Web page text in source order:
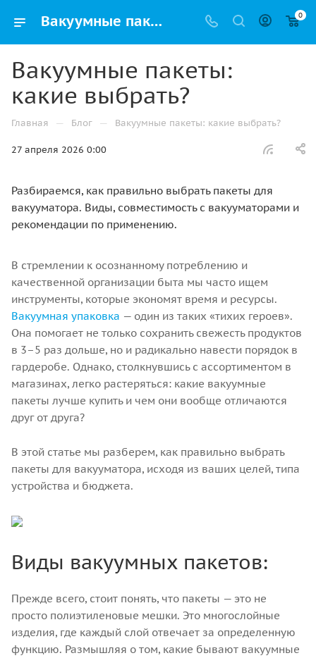
Вакуумные пакеты: какие выбрать для продуктов и одежды? Виды и советы | Упак РФ 0
Вакуумные пакеты:
какие выбрать?
Главная — Блог — Вакуумные пакеты: какие выбрать?
27 апреля 2026 0:00
Разбираемся, как правильно выбрать пакеты для
вакууматора. Виды, совместимость с вакууматорами и
рекомендации по применению.
В стремлении к осознанному потреблению и
качественной организации быта мы часто ищем
инструменты, которые экономят время и ресурсы.
Вакуумная упаковка — один из таких «тихих героев».
Она помогает не только сохранить свежесть продуктов
в 3–5 раз дольше, но и радикально навести порядок в
гардеробе. Однако, столкнувшись с ассортиментом в
магазинах, легко растеряться: какие вакуумные
пакеты лучше купить и чем они вообще отличаются
друг от друга?
В этой статье мы разберем, как правильно выбрать
пакеты для вакууматора, исходя из ваших целей, типа
устройства и бюджета.
Виды вакуумных пакетов:
Прежде всего, стоит понять, что пакеты — это не
просто полиэтиленовые мешки. Это многослойные
изделия, где каждый слой отвечает за определенную
функцию. Размышляя о том, какие бывают вакуумные